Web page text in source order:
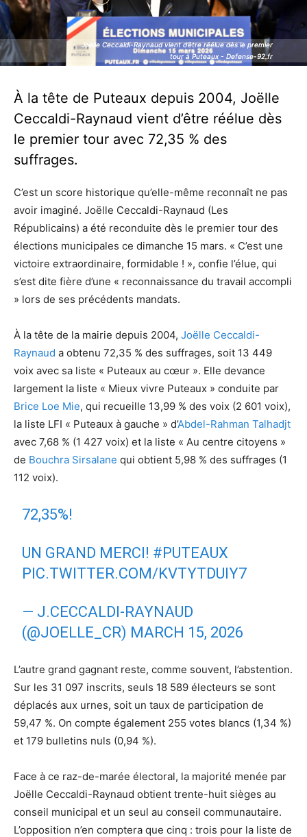
Joëlle Ceccaldi-Raynaud vient d’être réélue dès le premier
tour à Puteaux - Defense-92.fr
Joëlle Ceccaldi-Raynaud vient d’être réélue dès le premier
tour à Puteaux - Defense-92.fr
À la tête de Puteaux depuis 2004, Joëlle
Ceccaldi-Raynaud vient d’être réélue dès
le premier tour avec 72,35 % des
suffrages.
C’est un score historique qu’elle-même reconnaît ne pas
avoir imaginé. Joëlle Ceccaldi-Raynaud (Les
Républicains) a été reconduite dès le premier tour des
élections municipales ce dimanche 15 mars. « C’est une
victoire extraordinaire, formidable ! », confie l’élue, qui
s’est dite fière d’une « reconnaissance du travail accompli
» lors de ses précédents mandats.
À la tête de la mairie depuis 2004, Joëlle Ceccaldi-
Raynaud a obtenu 72,35 % des suffrages, soit 13 449
voix avec sa liste « Puteaux au cœur ». Elle devance
largement la liste « Mieux vivre Puteaux » conduite par
Brice Loe Mie, qui recueille 13,99 % des voix (2 601 voix),
la liste LFI « Puteaux à gauche » d’Abdel-Rahman Talhadjt
avec 7,68 % (1 427 voix) et la liste « Au centre citoyens »
de Bouchra Sirsalane qui obtient 5,98 % des suffrages (1
112 voix).
72,35%!
UN GRAND MERCI! #PUTEAUX
PIC.TWITTER.COM/KVTYTDUIY7
— J.CECCALDI-RAYNAUD
(@JOELLE_CR) MARCH 15, 2026
L’autre grand gagnant reste, comme souvent, l’abstention.
Sur les 31 097 inscrits, seuls 18 589 électeurs se sont
déplacés aux urnes, soit un taux de participation de
59,47 %. On compte également 255 votes blancs (1,34 %)
et 179 bulletins nuls (0,94 %).
Face à ce raz-de-marée électoral, la majorité menée par
Joëlle Ceccaldi-Raynaud obtient trente-huit sièges au
conseil municipal et un seul au conseil communautaire.
L’opposition n’en comptera que cinq : trois pour la liste de